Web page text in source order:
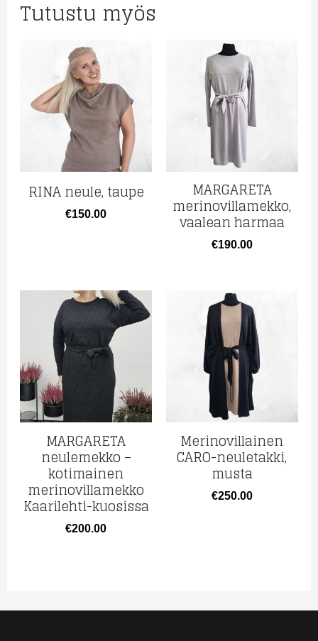
Tutustu myös
RINA neule, taupe
€150.00
MARGARETA
merinovillamekko,
vaalean harmaa
€190.00
MARGARETA
neulemekko –
kotimainen
merinovillamekko
Kaarilehti-kuosissa
€200.00
Merinovillainen
CARO-neuletakki,
musta
€250.00